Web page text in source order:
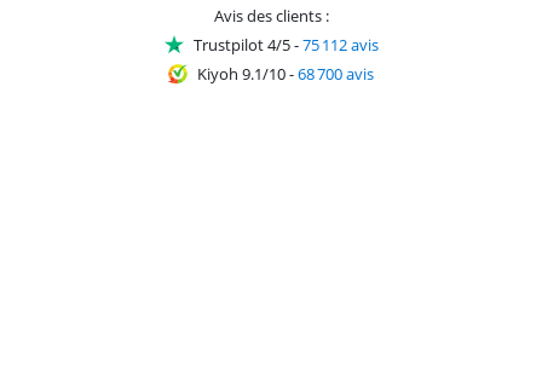
Avis des clients :
Trustpilot 4/5-75 112 avis
Kiyoh 9.1/10-68 700 avis